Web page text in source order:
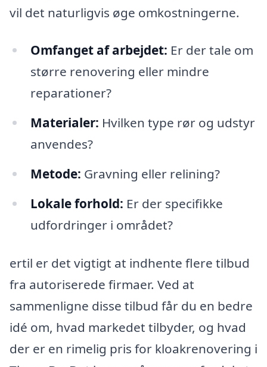
vil det naturligvis øge omkostningerne.
Omfanget af arbejdet: Er der tale om
større renovering eller mindre
reparationer?
Materialer: Hvilken type rør og udstyr
anvendes?
Metode: Gravning eller relining?
Lokale forhold: Er der specifikke
udfordringer i området?
ertil er det vigtigt at indhente flere tilbud
fra autoriserede firmaer. Ved at
sammenligne disse tilbud får du en bedre
idé om, hvad markedet tilbyder, og hvad
der er en rimelig pris for kloakrenovering i